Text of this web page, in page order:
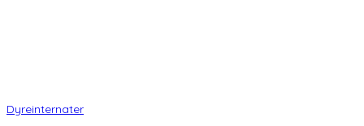
Dyreinternater